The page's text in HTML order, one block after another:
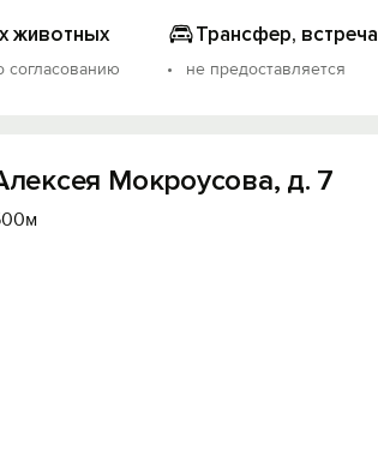
животных
согласованию
Трансфер, встреча
не предоставляется
Мокроусова, д. 7